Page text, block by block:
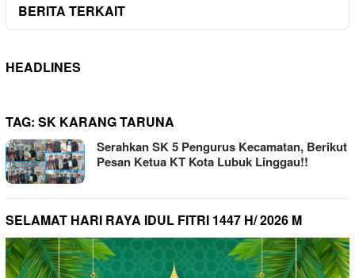
BERITA TERKAIT
HEADLINES
TAG: SK KARANG TARUNA
Serahkan SK 5 Pengurus Kecamatan, Berikut
Pesan Ketua KT Kota Lubuk Linggau!!
SELAMAT HARI RAYA IDUL FITRI 1447 H/ 2026 M